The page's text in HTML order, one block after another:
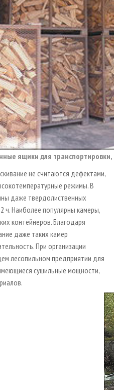
ящики для
не считаются дефектами,
режимы. В
даже твердолиственных
Наиболее популярны камеры,
контейнеров. Благодаря
даже таких камер
При организации
лесопильном предприятии для
сушильные мощности,